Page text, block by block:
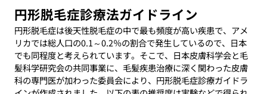
円形脱毛症診療法ガイドライン
円形脱毛症は後天性脱毛症の中で最も頻度が高い疾患で、アメ
リカでは総人口の0.1～0.2％の割合で発生しているので、日本
でも同程度と考えられています。そこで、日本皮膚科学会と毛
髪科学研究会の共同事業に、毛髪疾患治療に深く関わった皮膚
科の専門医が加わった委員会により、円形脱毛症診療ガイドラ